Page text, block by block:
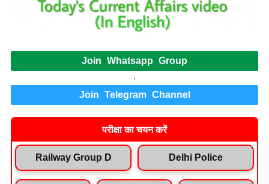
Join Whatsapp Group
.
Join Telegram Channel
परीक्षा का चयन करें
Railway Group D Delhi Police